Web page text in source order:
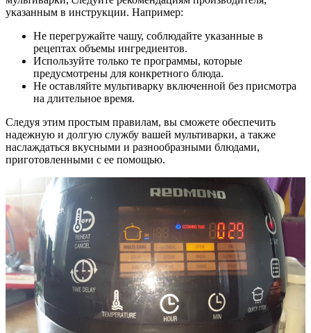
указанным в инструкции. Например:
Не перегружайте чашу, соблюдайте указанные в
рецептах объемы ингредиентов.
Используйте только те программы, которые
предусмотрены для конкретного блюда.
Не оставляйте мультиварку включенной без присмотра
на длительное время.
Следуя этим простым правилам, вы сможете обеспечить
надежную и долгую службу вашей мультиварки, а также
наслаждаться вкусными и разнообразными блюдами,
приготовленными с ее помощью.